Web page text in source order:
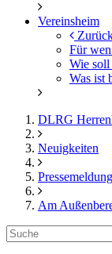
Vereinsheim
Für
Wie soll
Was ist
DLRG
Neuigkeiten
Am